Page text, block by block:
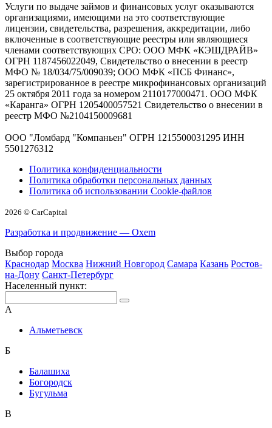
Услуги по выдаче займов и финансовых услуг оказываются
организациями, имеющими на это соответствующие
лицензии, свидетельства, разрешения, аккредитации, либо
включенные в соответствующие реестры или являющиеся
членами соответствующих СРО: ООО МФК «КЭШДРАЙВ»
ОГРН 1187456022049, Свидетельство о внесении в реестр
МФО № 18/034/75/009039; ООО МФК «ПСБ Финанс»,
зарегистрированное в реестре микрофинансовых организаций
25 октября 2011 года за номером 2110177000471. ООО МФК
«Каранга» ОГРН 1205400057521 Свидетельство о внесении в
реестр МФО №2104150009681
ООО "Ломбард "Компаньен" ОГРН 1215500031295 ИНН
5501276312
Политика конфиденциальности
Политика обработки персональных данных
Политика об использовании Cookie-файлов
2026 © CarCapital
Разработка и продвижение — Oxem
Выбор города
Краснодар Москва Нижний Новгород Самара Казань Ростов-
на-Дону Санкт-Петербург
Населенный пункт:
А
Альметьевск
Б
Балашиха
Богородск
Бугульма
В